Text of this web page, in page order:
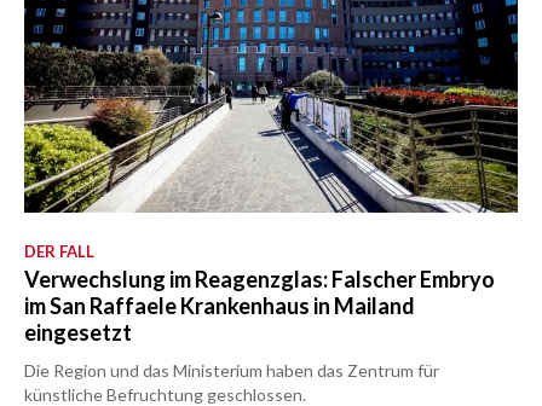
DER FALL
Verwechslung im Reagenzglas: Falscher Embryo
im San Raffaele Krankenhaus in Mailand
eingesetzt
Die Region und das Ministerium haben das Zentrum für
künstliche Befruchtung geschlossen.